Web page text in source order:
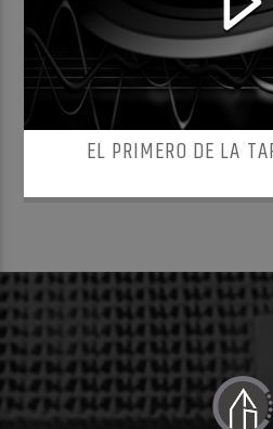
EL PRIMERO DE LA